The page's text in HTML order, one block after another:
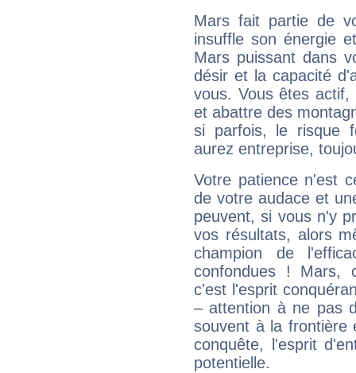
Mars fait partie de
insuffle son énergie
Mars puissant dans
désir et la capacité
vous. Vous êtes
et abattre des
si parfois, le risque
aurez entreprise,
Votre patience n'est
de votre audace et
peuvent, si vous n'y
vos résultats, alors
champion de
confondues ! Mars,
c'est l'esprit
– attention à ne pas
souvent à la frontière
conquête, l'esprit
potentielle.